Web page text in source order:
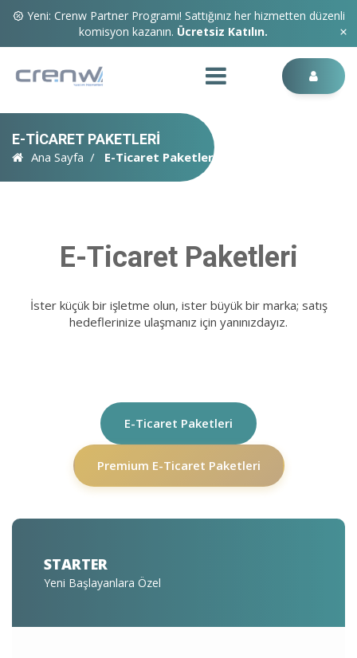
Yeni: Crenw Partner Programı! Sattığınız her hizmetten düzenli
komisyon kazanın. Ücretsiz Katılın.
E-TICARET PAKETLERI
Ana Sayfa E-Ticaret Paketleri
E-Ticaret Paketleri
İster küçük bir işletme olun, ister büyük bir marka; satış
hedeflerinize ulaşmanız için yanınızdayız.
E-Ticaret Paketleri
Premium E-Ticaret Paketleri
STARTER
Yeni Başlayanlara Özel